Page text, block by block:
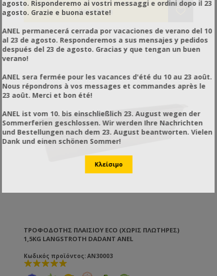
πλαστικοί του πλωτήρες, ειδικά μελετημένοι,
τοιχώματά του με ειδικό φινίρισμα βοηθούν τις
μέλισσες να ανεβοκατεβαίνουν με ασφάλεια.
Ιδανικός για τροφοδοσία σε μελίσσια που
εφαρμόζεται βασιλοτροφία. Παρέχει πλήρη ασφάλεια
πλαστική κυψέλη. TIP :Το χειμώνα μπορείτε να τον
χρησιμοποιήσετε για να περιορίσετε το χώρο στις
μέλισσες και να μονώσετε το σμήνος από το πλάι.
τρόφιμα.
ΤΡΟΦΟΔΌΤΗΣ ΠΛΑΙΣΊΟΥ ECO (ΧΩΡΙΣ ΠΛΩΤΗΡΕΣ)
1,5KG LANGSTROTH DADANT ANEL
Κωδικός προϊόντος: AN30003
agosto. Risponderemo ai vostri messaggi e ordini dopo il 23
agosto. Grazie e buona estate!
ANEL permanecerá cerrada por vacaciones de verano del 10
al 23 de agosto. Responderemos a sus mensajes y pedidos
después del 23 de agosto. Gracias y que tengan un buen
verano!
ANEL sera fermée pour les vacances d'été du 10 au 23 août.
Nous répondrons à vos messages et commandes après le
23 août. Merci et bon été!
ANEL ist vom 10. bis einschließlich 23. August wegen der
Sommerferien geschlossen. Wir werden Ihre Nachrichten
und Bestellungen nach dem 23. August beantworten. Vielen
Dank und einen schönen Sommer!